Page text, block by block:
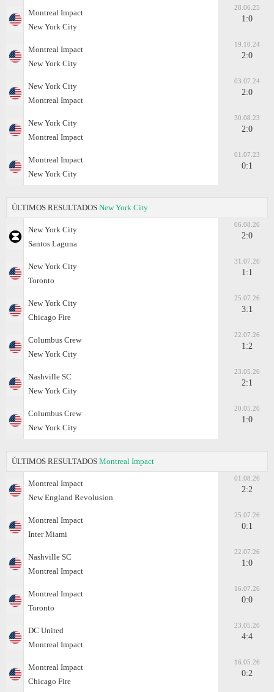
Montreal Impact
New York City
28.06.25
1:0
Montreal Impact
New York City
19.10.24
2:0
New York City
Montreal Impact
03.07.24
2:0
New York City
Montreal Impact
30.08.23
2:0
Montreal Impact
New York City
01.07.23
0:1
ÚLTIMOS RESULTADOS New York City
New York City
Santos Laguna
06.08.26
2:0
New York City
Toronto
31.07.26
1:1
New York City
Chicago Fire
25.07.26
3:1
Columbus Crew
New York City
22.07.26
1:2
Nashville SC
New York City
23.05.26
2:1
Columbus Crew
New York City
20.05.26
1:0
ÚLTIMOS RESULTADOS Montreal Impact
Montreal Impact
New England Revolusion
01.08.26
2:2
Montreal Impact
Inter Miami
25.07.26
0:1
Nashville SC
Montreal Impact
22.07.26
1:0
Montreal Impact
Toronto
16.07.26
0:0
DC United
Montreal Impact
23.05.26
4:4
Montreal Impact
Chicago Fire
16.05.26
0:2